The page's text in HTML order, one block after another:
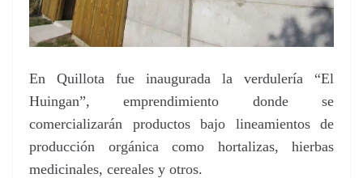
En Quillota fue inaugurada la verdulería “El
Huingan”, emprendimiento donde se
comercializarán productos bajo lineamientos de
producción orgánica como hortalizas, hierbas
medicinales, cereales y otros.